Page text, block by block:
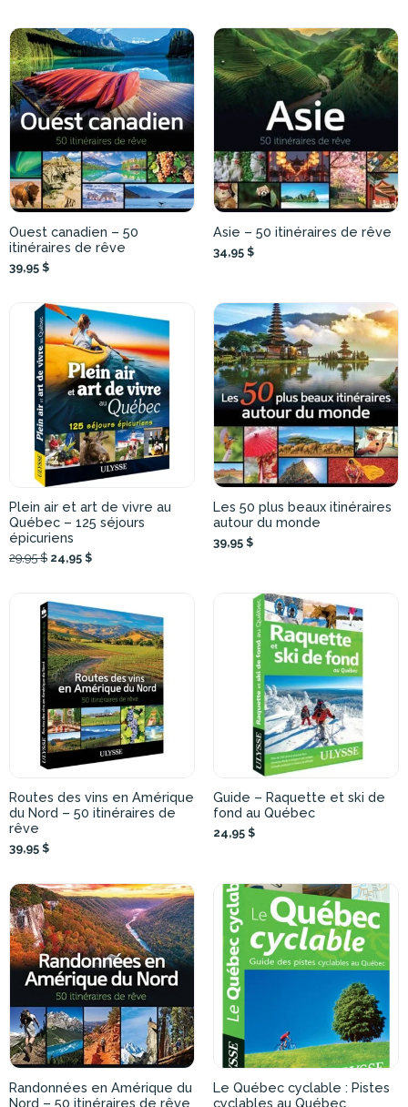
Ouest canadien – 50
itinéraires de rêve
39,95 $
Asie – 50 itinéraires de rêve
34,95 $
Plein air et art de vivre au
Québec – 125 séjours
épicuriens
29,95 $ 24,95 $
Les 50 plus beaux itinéraires
autour du monde
39,95 $
Routes des vins en Amérique
du Nord – 50 itinéraires de
rêve
39,95 $
Guide – Raquette et ski de
fond au Québec
24,95 $
Randonnées en Amérique du
Nord – 50 itinéraires de rêve
Le Québec cyclable : Pistes
cyclables au Québec